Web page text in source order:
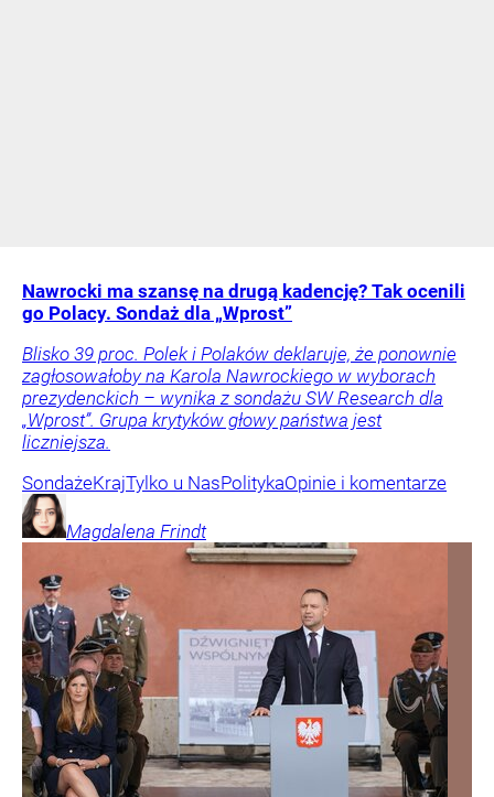
Nawrocki ma szansę na drugą kadencję? Tak ocenili
go Polacy. Sondaż dla „Wprost”
Blisko 39 proc. Polek i Polaków deklaruje, że ponownie
zagłosowałoby na Karola Nawrockiego w wyborach
prezydenckich – wynika z sondażu SW Research dla
„Wprost”. Grupa krytyków głowy państwa jest
liczniejsza.
SondażeKrajTylko u NasPolitykaOpinie i komentarze
Magdalena Frindt